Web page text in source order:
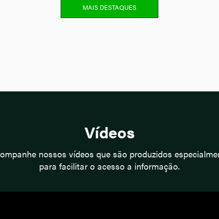
MAIS DESTAQUES
Vídeos
nossos vídeos que são produzidos
para facilitar o acesso a informação.